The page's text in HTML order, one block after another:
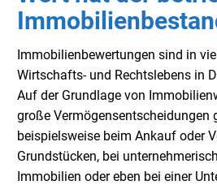
Immobilienbewertungen sind in
Wirtschafts- und Rechtslebens in
Auf der Grundlage von
große Vermögensentscheidungen
beispielsweise beim Ankauf oder
Grundstücken, bei
Immobilien oder eben bei einer